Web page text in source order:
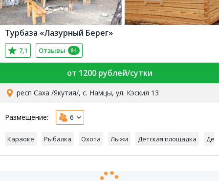
Турбаза «Лазурный Берег»
7,1 Отзывы 84
от 1200 рублей/сутки
респ Саха /Якутия/, с. Намцы, ул. Кэскил 13
Размещение: 6
Караоке Рыбалка Охота Лыжи Детская площадка